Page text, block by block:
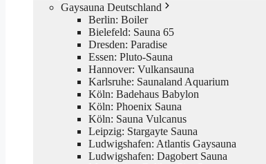
Gaysauna Deutschland
Berlin: Boiler
Bielefeld: Sauna 65
Dresden: Paradise
Essen: Pluto-Sauna
Hannover: Vulkansauna
Karlsruhe: Saunaland Aquarium
Köln: Badehaus Babylon
Köln: Phoenix Sauna
Köln: Sauna Vulcanus
Leipzig: Stargayte Sauna
Ludwigshafen: Atlantis Gaysauna
Ludwigshafen: Dagobert Sauna